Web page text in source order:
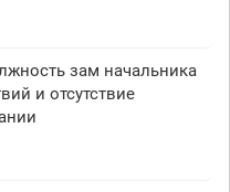
зам начальника
и отсутствие